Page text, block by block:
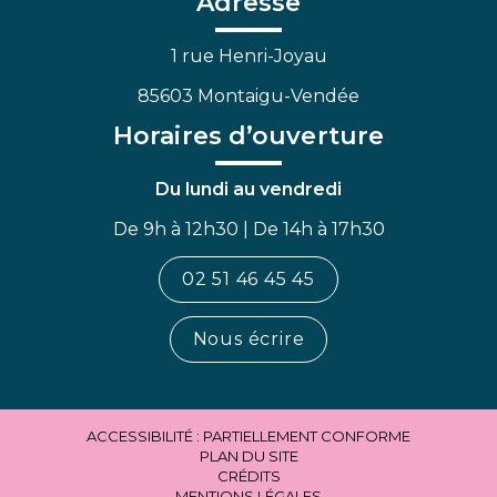
1 rue Henri-Joyau
85603 Montaigu-Vendée
Horaires d’ouverture
Du lundi au vendredi
De 9h à 12h30 | De 14h à 17h30
02 51 46 45 45
Nous écrire
ACCESSIBILITÉ : PARTIELLEMENT CONFORME
PLAN DU SITE
CRÉDITS